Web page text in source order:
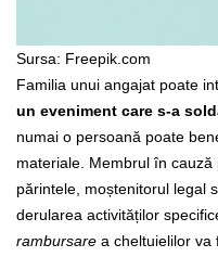
Sursa: Freepik.com
Familia unui angajat poate
un eveniment care s-a
numai o persoană poate
materiale. Membrul în
părintele, moștenitorul legal
derularea activităților
rambursare a cheltuielilor va